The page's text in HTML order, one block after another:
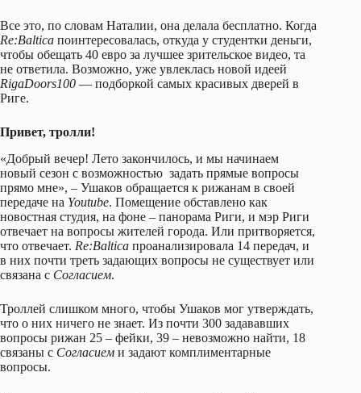
Все это, по словам Наталии, она делала бесплатно. Когда
Re:Baltica поинтересовалась, откуда у студентки деньги,
чтобы обещать 40 евро за лучшее зрительское видео, та
не ответила. Возможно, уже увлеклась новой идеей
RigaDoors100 — подборкой самых красивых дверей в
Риге.
Привет, тролли!
«Добрый вечер! Лето закончилось, и мы начинаем
новый сезон с возможностью задать прямые вопросы
прямо мне», – Ушаков обращается к рижанам в своей
передаче на Youtube. Помещение обставлено как
новостная студия, на фоне – панорама Риги, и мэр Риги
отвечает на вопросы жителей города. Или притворяется,
что отвечает. Re:Baltica проанализировала 14 передач, и
в них почти треть задающих вопросы не существует или
связана с Согласием.
Троллей слишком много, чтобы Ушаков мог утверждать,
что о них ничего не знает. Из почти 300 задававших
вопросы рижан 25 – фейки, 39 – невозможно найти, 18
связаны с Согласием и задают комплиментарные
вопросы.